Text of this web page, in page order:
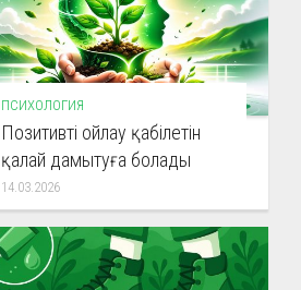
ПСИХОЛОГИЯ
Позитивті ойлау қабілетін
қалай дамытуға болады
14.03.2026